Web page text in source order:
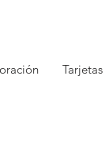
Tarjetas